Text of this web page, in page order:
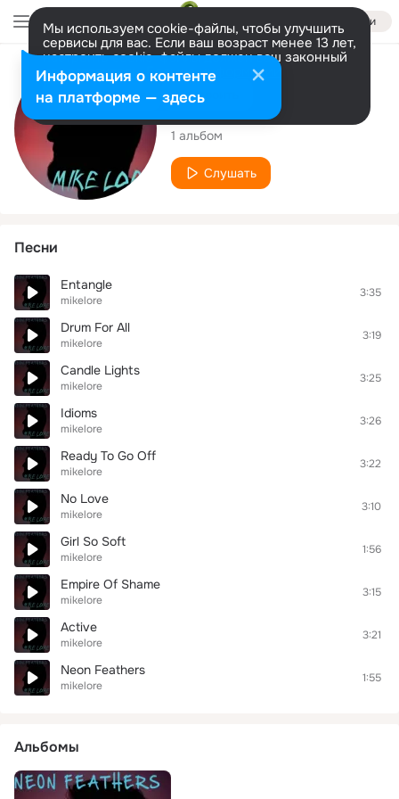
Войти
Мы используем cookie-файлы, чтобы улучшить
сервисы для вас. Если ваш возраст менее 13 лет,
настроить cookie-файлы должен ваш законный
представитель. Больше информации
Разрешить все Настроить
Исполнитель
mikelore
1 альбом
Слушать
Песни
Entangle
mikelore
3:35
Drum For All
mikelore
3:19
Candle Lights
mikelore
3:25
Idioms
mikelore
3:26
Ready To Go Off
mikelore
3:22
No Love
mikelore
3:10
Girl So Soft
mikelore
1:56
Empire Of Shame
mikelore
3:15
Active
mikelore
3:21
Neon Feathers
mikelore
1:55
Альбомы
Информация о контенте
на платформе — здесь